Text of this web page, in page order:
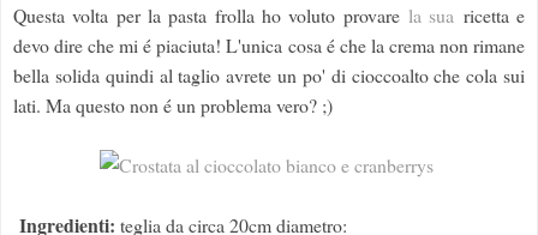
Questa volta per la pasta frolla ho voluto provare la sua ricetta e
devo dire che mi é piaciuta! L'unica cosa é che la crema non rimane
bella solida quindi al taglio avrete un po' di cioccoalto che cola sui
lati. Ma questo non é un problema vero? ;)
Ingredienti: teglia da circa 20cm diametro: